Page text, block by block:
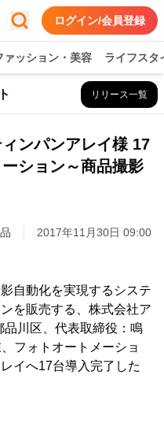
ログイン/会員登録
ァッション・美容 ライフスタ
リリース一覧
ンパンアレイ様 17
ション～商品撮影
2017年11月30日 09:00
自動化を実現するシステ
を販売する、株式会社ア
川区、代表取締役：鳴
フォトオートメーショ
イへ17台導入完了した